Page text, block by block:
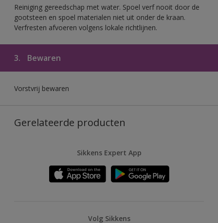
Reiniging gereedschap met water. Spoel verf nooit door de
gootsteen en spoel materialen niet uit onder de kraan.
Verfresten afvoeren volgens lokale richtlijnen.
3. Bewaren
Vorstvrij bewaren
Gerelateerde producten
Sikkens Expert App
Volg Sikkens